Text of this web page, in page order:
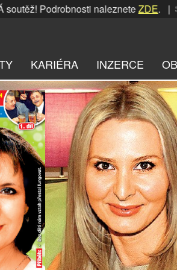
Podrobnosti nalezneteZDE. |
KARIÉRA INZERCE